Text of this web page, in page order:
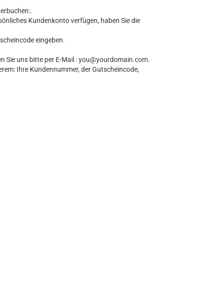
Kundenkonto verfügen, haben Sie die
eingeben.
Sie uns bitte per E-Mail : you@yourdomain.com.
Ihre Kundennummer, der Gutscheincode,